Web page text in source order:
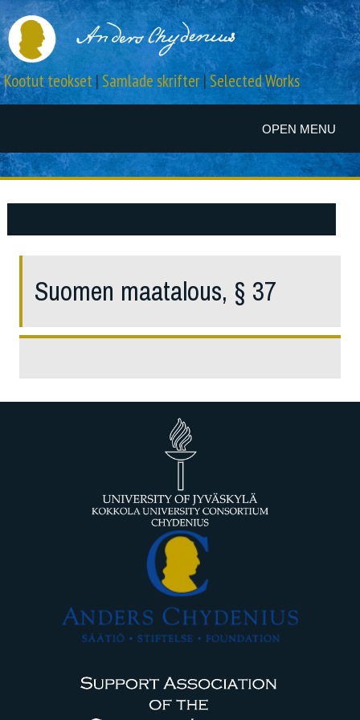
OPEN MENU
Kootut teokset|Samlade skrifter|Selected Works
Suomen maatalous, § 37